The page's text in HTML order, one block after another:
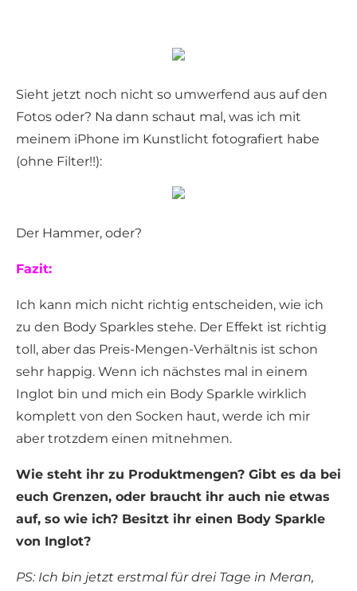
Sieht jetzt noch nicht so umwerfend aus auf den
Fotos oder? Na dann schaut mal, was ich mit
meinem iPhone im Kunstlicht fotografiert habe
(ohne Filter!!):
Der Hammer, oder?
Fazit:
Ich kann mich nicht richtig entscheiden, wie ich
zu den Body Sparkles stehe. Der Effekt ist richtig
toll, aber das Preis-Mengen-Verhältnis ist schon
sehr happig. Wenn ich nächstes mal in einem
Inglot bin und mich ein Body Sparkle wirklich
komplett von den Socken haut, werde ich mir
aber trotzdem einen mitnehmen.
Wie steht ihr zu Produktmengen? Gibt es da bei
euch Grenzen, oder braucht ihr auch nie etwas
auf, so wie ich? Besitzt ihr einen Body Sparkle
von Inglot?
PS: Ich bin jetzt erstmal für drei Tage in Meran,